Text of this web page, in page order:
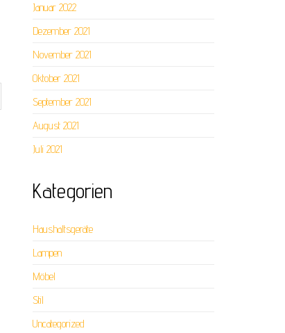
Januar 2022
Dezember 2021
November 2021
Oktober 2021
September 2021
August 2021
Juli 2021
Kategorien
Haushaltsgeräte
Lampen
Möbel
Stil
Uncategorized